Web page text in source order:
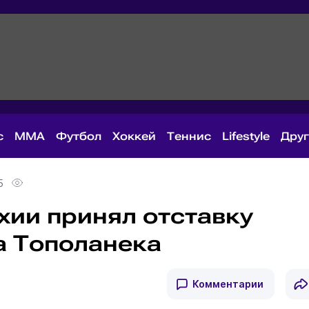
MMA Футбол Хоккей Теннис Lifestyle
принял отставку
Тополанека
Комментарии